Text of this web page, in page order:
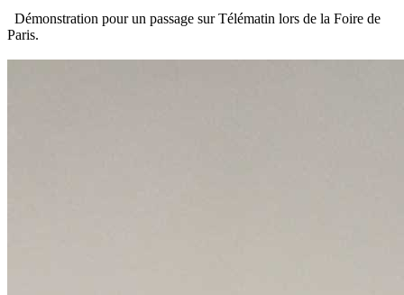
Démonstration pour un passage sur Télématin lors de la Foire de
Paris.